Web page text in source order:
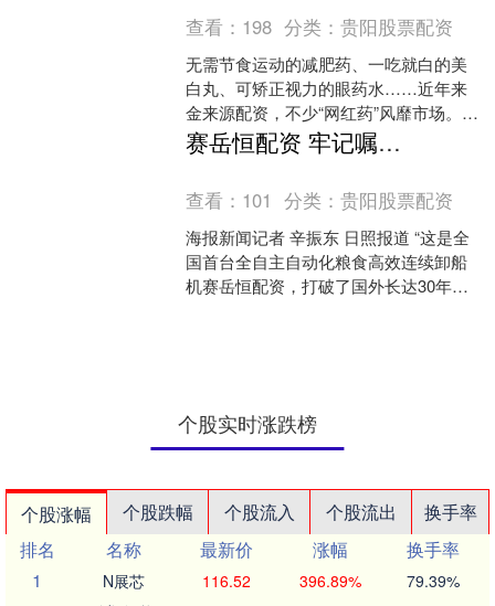
查看： 198 分类：贵阳股票配资
无需节食运动的减肥药、一吃就白的美
白丸、可矫正视力的眼药水……近年来
金来源配资，不少“网红药”风靡市场。直
播间内的“限时抢购”、社交平台上的“种
草攻略”、朋友圈....
赛岳恒配资 牢记嘱托 逐梦深蓝 | 核心部件100%国产化，效率超国际同类20%！日照港粮食卸船机实现自主化突破
查看： 101 分类：贵阳股票配资
海报新闻记者 辛振东 日照报道 “这是全
国首台全自主自动化粮食高效连续卸船
机赛岳恒配资，打破了国外长达30年的
个股实时涨跌榜
个股涨幅 个股跌幅 个股流入 个股流出
换手率
排名
名称 最新价 涨幅
换手率
1
N展芯 116.52 396.89% 79.39%